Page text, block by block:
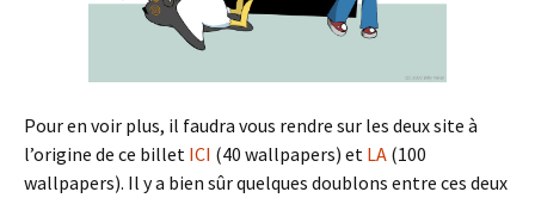
Pour en voir plus, il faudra vous rendre sur les deux site à
l’origine de ce billet ICI (40 wallpapers) et LA (100
wallpapers). Il y a bien sûr quelques doublons entre ces deux